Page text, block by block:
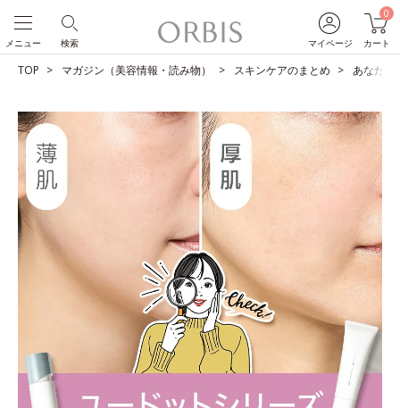
マイページ
0
カート
検索
メニュー
TOP マガジン（美容情報・読み物） スキンケアのまとめ あなたは